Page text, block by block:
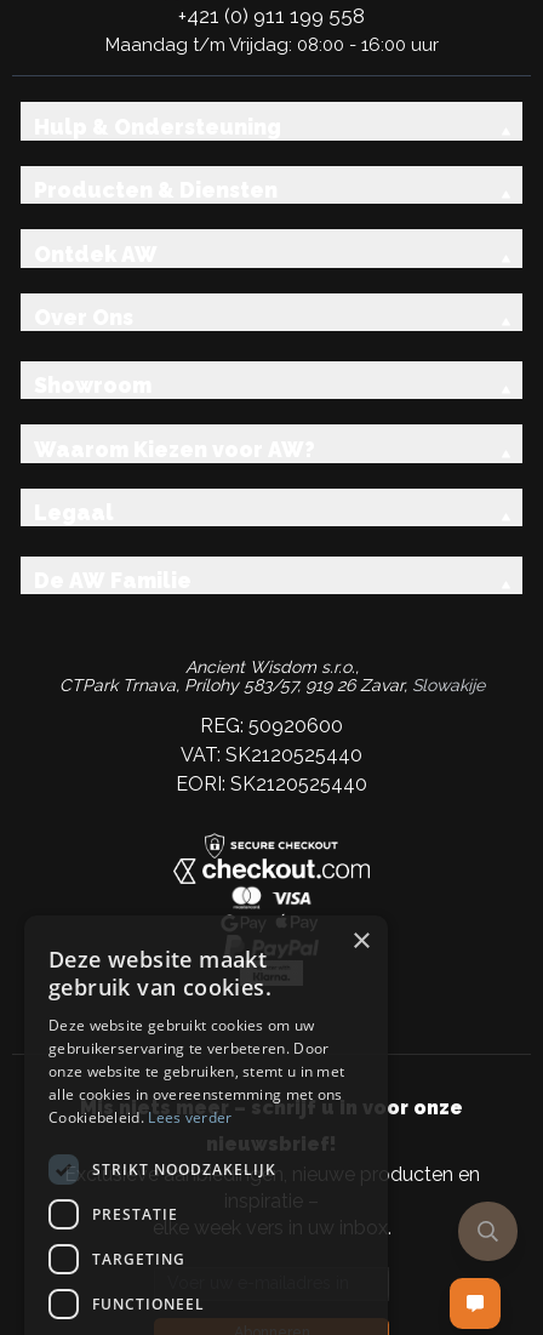
+421 (0) 911 199 558
Maandag t/m Vrijdag: 08:00 - 16:00 uur
Ancient Wisdom s.r.o.,
CTPark Trnava, Prílohy 583/57, 919 26 Zavar, Slowakije
REG: 50920600
VAT: SK2120525440
EORI: SK2120525440
Mis niets meer – schrijf u in voor onze
nieuwsbrief!
Exclusieve aanbiedingen, nieuwe producten en
inspiratie –
elke week vers in uw inbox.
×
Deze website maakt
gebruik van cookies.
Deze website gebruikt cookies om uw
gebruikerservaring te verbeteren. Door
onze website te gebruiken, stemt u in met
alle cookies in overeenstemming met ons
Cookiebeleid.Lees verder
STRIKT NOODZAKELIJK
PRESTATIE
TARGETING
FUNCTIONEEL